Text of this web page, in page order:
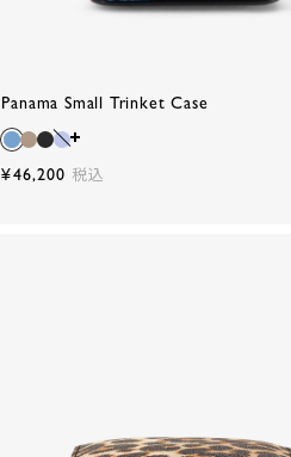
Panama Small Trinket Case
¥46,200 税込